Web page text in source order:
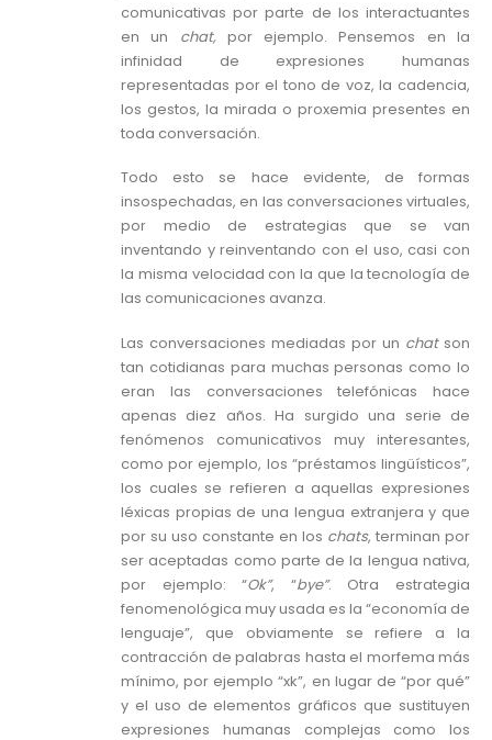
comunicativas por parte de los interactuantes
en un chat, por ejemplo. Pensemos en la
infinidad de expresiones humanas
representadas por el tono de voz, la cadencia,
los gestos, la mirada o proxemia presentes en
toda conversación.
Todo esto se hace evidente, de formas
insospechadas, en las conversaciones virtuales,
por medio de estrategias que se van
inventando y reinventando con el uso, casi con
la misma velocidad con la que la tecnología de
las comunicaciones avanza.
Las conversaciones mediadas por un chatson
tan cotidianas para muchas personas como lo
eran las conversaciones telefónicas hace
apenas diez años. Ha surgido una serie de
fenómenos comunicativos muy interesantes,
como por ejemplo, los “préstamos lingüísticos”,
los cuales se refieren a aquellas expresiones
léxicas propias de una lengua extranjera y que
por su uso constante en los chats, terminan por
ser aceptadas como parte de la lengua nativa,
por ejemplo: “Ok”, “bye”. Otra estrategia
fenomenológica muy usada es la “economía de
lenguaje”, que obviamente se refiere a la
contracción de palabras hasta el morfema más
mínimo, por ejemplo “xk”, en lugar de “por qué”
y el uso de elementos gráficos que sustituyen
expresiones humanas complejas como los